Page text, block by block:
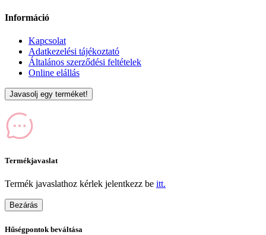
Információ
Kapcsolat
Adatkezelési tájékoztató
Általános szerződési feltételek
Online elállás
Javasolj egy terméket!
Termékjavaslat
Termék javaslathoz kérlek jelentkezz be itt.
Bezárás
Hűségpontok beváltása